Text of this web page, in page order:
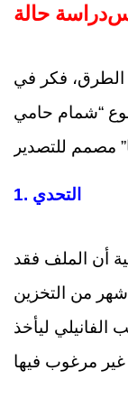
دراسة حالة
الطرق، فكر في
“شمام حامي
1. التحدي
أن الملف فقد
من التخزين
الفانيلي ليأخذ